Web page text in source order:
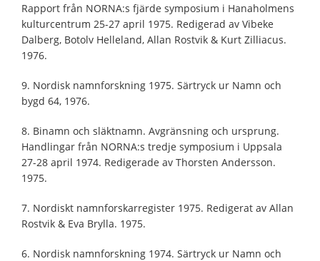
Rapport från NORNA:s fjärde symposium i Hanaholmens
kulturcentrum 25-27 april 1975. Redigerad av Vibeke
Dalberg, Botolv Helleland, Allan Rostvik & Kurt Zilliacus.
1976.
9. Nordisk namnforskning 1975. Särtryck ur Namn och
bygd 64, 1976.
8. Binamn och släktnamn. Avgränsning och ursprung.
Handlingar från NORNA:s tredje symposium i Uppsala
27-28 april 1974. Redigerade av Thorsten Andersson.
1975.
7. Nordiskt namnforskarregister 1975. Redigerat av Allan
Rostvik & Eva Brylla. 1975.
6. Nordisk namnforskning 1974. Särtryck ur Namn och